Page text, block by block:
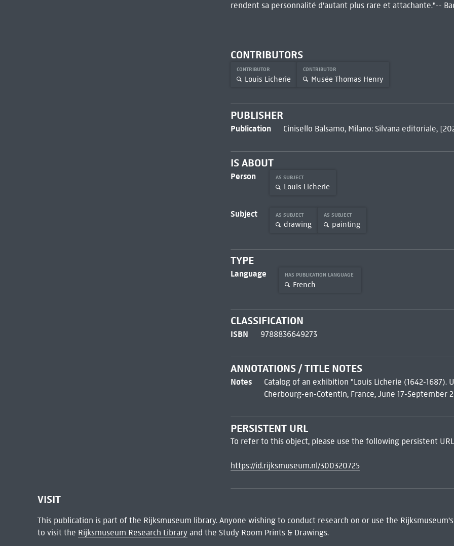
rendent sa personnalité d'autant plus rare et attachante."--
CONTRIBUTORS
CONTRIBUTOR
Louis Licherie
CONTRIBUTOR
Musée Thomas Henry
PUBLISHER
Publication Cinisello Balsamo, Milano: Silvana editoriale,
IS ABOUT
Person AS SUBJECT
Louis Licherie
Subject AS SUBJECT
drawing
AS SUBJECT
painting
TYPE
Language HAS PUBLICATION LANGUAGE
French
CLASSIFICATION
ISBN 9788836649273
ANNOTATIONS / TITLE NOTES
Notes
Catalog of an exhibition "Louis Licherie (1642-1687).
Cherbourg-en-Cotentin, France, June 17-September
PERSISTENT URL
To refer to this object, please use the following persistent
https://id.rijksmuseum.nl/300320725
VISIT
This publication is part of the Rijksmuseum library. Anyone wishing to conduct research on or use the
to visit the Rijksmuseum Research Libraryand the Study Room Prints & Drawings.